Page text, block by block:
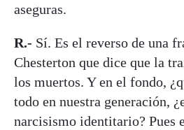
aseguras.
R.- Sí. Es el reverso de una
Chesterton que dice que la
los muertos. Y en el fondo,
todo en nuestra generación,
narcisismo identitario? Pues